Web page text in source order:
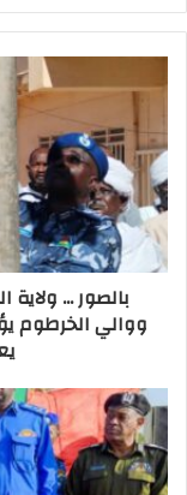
ووالي الخرطوم